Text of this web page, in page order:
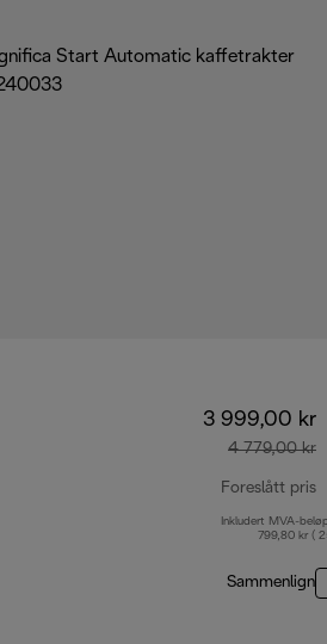
3 999,00 kr
4 779,00 kr
Foreslått pris
Inkludert MVA-
799,80 kr (
Sammenlign